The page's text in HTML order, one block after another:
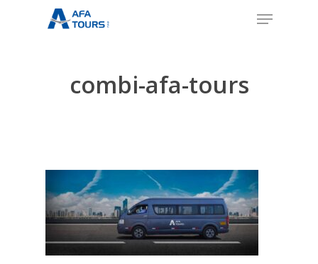
Menu
combi-afa-tours